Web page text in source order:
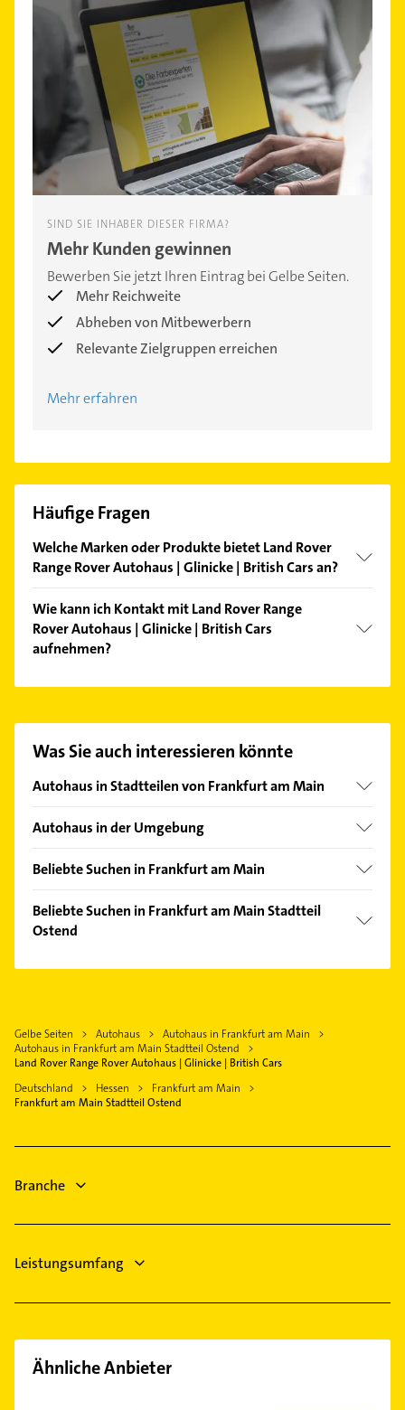
SIND SIE INHABER DIESER FIRMA?
Mehr Kunden gewinnen
Bewerben Sie jetzt Ihren Eintrag bei Gelbe Seiten.
Mehr Reichweite
Abheben von Mitbewerbern
Relevante Zielgruppen erreichen
Mehr erfahren
Häufige Fragen
Welche Marken oder Produkte bietet Land Rover
Range Rover Autohaus | Glinicke | British Cars an?
Landrover.
Wie kann ich Kontakt mit Land Rover Range
Rover Autohaus | Glinicke | British Cars
aufnehmen?
unserem Kontaktdaten-Bereich auswählen. Hier
finden Sie alleKontaktdaten
Was Sie auch interessieren könnte
Autohaus in Stadtteilen von Frankfurt am Main
Bergen-Enkheim
Bonames
Fechenheim
Griesheim
Innenstadt
Kalbach
Nied
Niederrad
Praunheim
Riederwald
Sachsenhausen
Autohaus in der Umgebung
Offenbach am Main
Bad Vilbel
Mühlheim am Main
Bad Homburg v. d. Höhe
Dietzenbach
Hanau
Beliebte Suchen in Frankfurt am Main
Gartenbau & Landschaftsbau
Kanalreinigung
Bauunternehmen
Heizung & Sanitär
Heizungsbauer
Beliebte Suchen in Frankfurt am Main Stadtteil
Ostend
Krankengymnastik
Heizung & Sanitär
Lüftungsanlagen
Bauunternehmen
Gelbe Seiten Autohaus
Autohaus in Frankfurt am Main
Autohaus in Frankfurt am Main Stadtteil Ostend
Land Rover Range Rover Autohaus | Glinicke | British Cars
Deutschland
Hessen
Frankfurt am Main
Frankfurt am Main Stadtteil Ostend
Branche
Leistungsumfang
Ähnliche Anbieter